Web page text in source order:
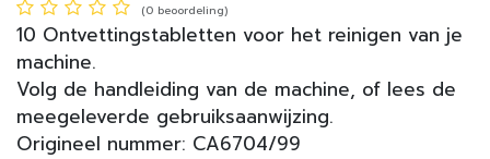
(0 beoordeling)
10 Ontvettingstabletten voor het reinigen van je
machine.
Volg de handleiding van de machine, of lees de
meegeleverde gebruiksaanwijzing.
Origineel nummer: CA6704/99